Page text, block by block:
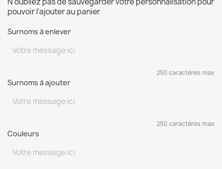
pouvoir l'ajouter au panier
Surnoms à enlever
250 caractères max
Surnoms à ajouter
250 caractères max
Couleurs